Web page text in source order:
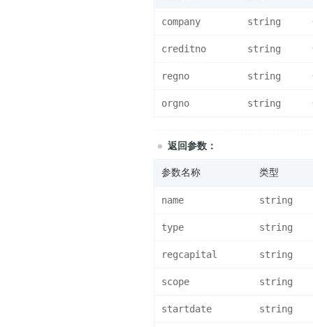
company string
creditno string
regno string
orgno string
返回参数：
参数名称 类型
name string
type string
regcapital string
scope string
startdate string